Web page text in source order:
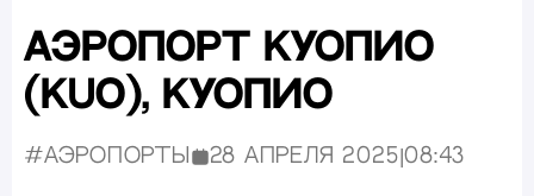
Аэропорт Куопио
(KUO), Куопио
#Аэропорты Опубликовано:
28 апреля 2025 |08:43